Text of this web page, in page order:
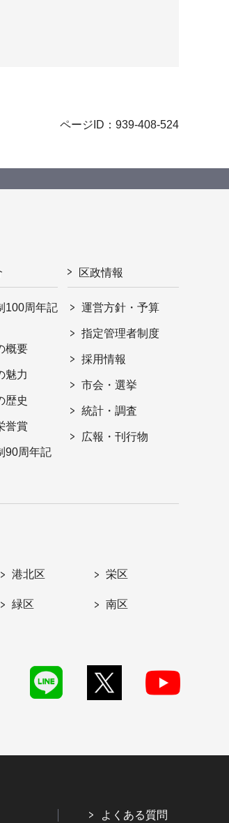
ページID：939-408-524
100周年記
概要
魅力
歴史
誉賞
90周年記
区政情報
運営方針・予算
指定管理者制度
採用情報
市会・選挙
統計・調査
広報・刊行物
港北区 栄区
緑区 南区
よくある質問